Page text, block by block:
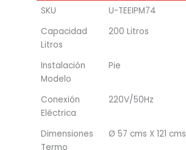
SKU
U-TEEIPM74
Capacidad
Litros
200 Litros
Instalación
Modelo
Pie
Conexión
Eléctrica
220V/50Hz
Dimensiones
Termo
Ø 57 cms X 121 cms